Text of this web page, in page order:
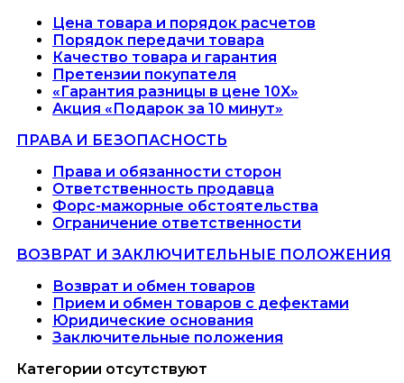
Цена товара и порядок расчетов
Порядок передачи товара
Качество товара и гарантия
Претензии покупателя
«Гарантия разницы в цене 10X»
Акция «Подарок за 10 минут»
ПРАВА И БЕЗОПАСНОСТЬ
Права и обязанности сторон
Ответственность продавца
Форс-мажорные обстоятельства
Ограничение ответственности
ВОЗВРАТ И ЗАКЛЮЧИТЕЛЬНЫЕ ПОЛОЖЕНИЯ
Возврат и обмен товаров
Прием и обмен товаров с дефектами
Юридические основания
Заключительные положения
Категории отсутствуют